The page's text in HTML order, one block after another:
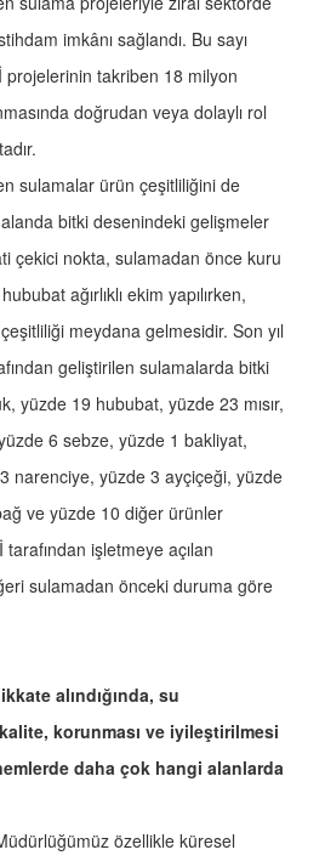
imkânı sağlandı. Bu sayı
projelerinin takriben 18 milyon
doğrudan veya dolaylı rol
sulamalar ürün çeşitliliğini de
bitki desenindeki gelişmeler
çekici nokta, sulamadan önce kuru
ağırlıklı ekim yapılırken,
meydana gelmesidir. Son yıl
geliştirilen sulamalarda bitki
yüzde 19 hububat, yüzde 23 mısır,
6 sebze, yüzde 1 bakliyat,
narenciye, yüzde 3 ayçiçeği, yüzde
ve yüzde 10 diğer ürünler
işletmeye açılan
sulamadan önceki duruma göre
alındığında, su
korunması ve iyileştirilmesi
daha çok hangi alanlarda
özellikle küresel